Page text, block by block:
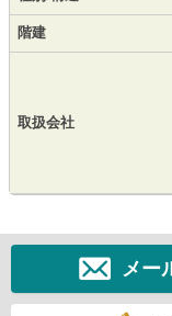
階建
取扱会社
メー